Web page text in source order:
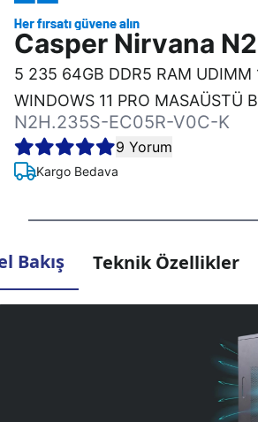
Casper Nirvana
5 235 64GB DDR5 RAM UDIMM
WINDOWS 11 PRO MASAÜSTÜ
N2H.235S-EC05R-V0C-K
9 Yorum
Kargo Bedava
Bakış Teknik Özellikler